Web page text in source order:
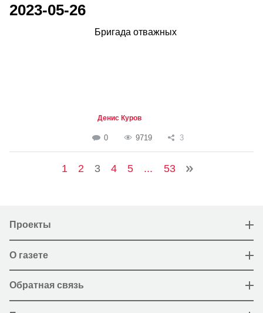
2023-05-26
Бригада отважных
Денис Куров
0 9719 3
1 2 3 4 5 ... 53
Проекты
О газете
Обратная связь